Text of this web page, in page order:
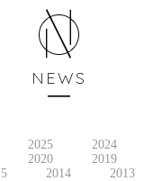
NEWS
2025 2024
2020 2019
2014 2013